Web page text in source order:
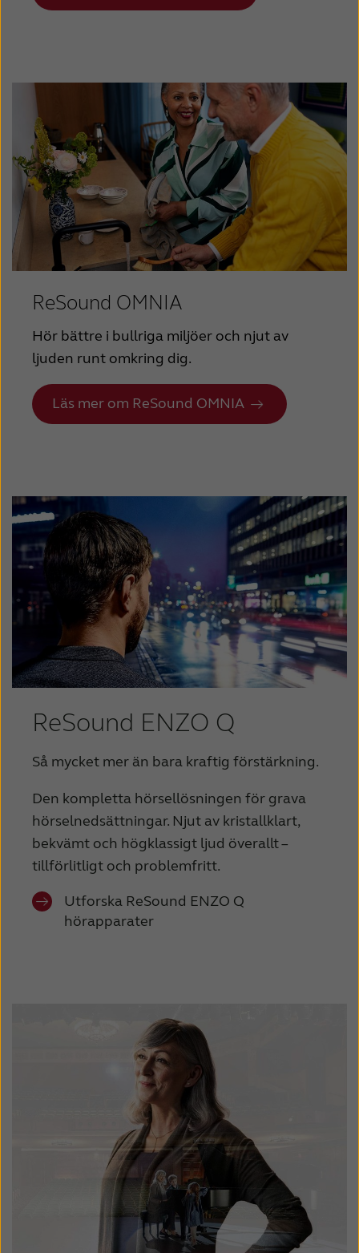
ReSound OMNIA
Hör bättre i bullriga miljöer och njut av
ljuden runt omkring dig.
Läs mer om ReSound OMNIA
ReSound ENZO Q
Så mycket mer än bara kraftig förstärkning.
Den kompletta hörsellösningen för grava
hörselnedsättningar. Njut av kristallklart,
bekvämt och högklassigt ljud överallt –
tillförlitligt och problemfritt.
Utforska ReSound ENZO Q
hörapparater